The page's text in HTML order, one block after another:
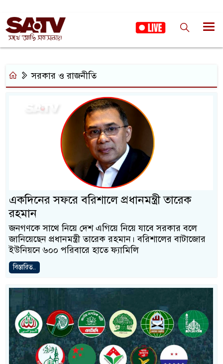
সরকার ও রাজনীতি
একদিনের সফরে বরিশালে প্রধানমন্ত্রী তারেক
রহমান
জনগণকে সাথে নিয়ে দেশ এগিয়ে নিয়ে যাবে সরকার বলে
জানিয়েছেন প্রধানমন্ত্রী তারেক রহমান। বরিশালের বাটাজোর
ইউনিয়নে ৬০০ পরিবারে হাতে ফ্যামিলি
বিস্তারিত..